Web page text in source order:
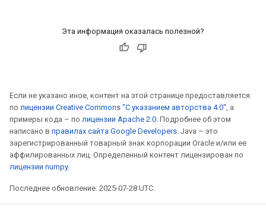
Эта информация оказалась полезной?
Если не указано иное, контент на этой странице предоставляется
по лицензии Creative Commons "С указанием авторства 4.0", а
примеры кода – по лицензии Apache 2.0. Подробнее об этом
написано в правилах сайта Google Developers. Java – это
зарегистрированный товарный знак корпорации Oracle и/или ее
аффилированных лиц. Определенный контент лицензирован по
лицензии numpy.
Последнее обновление: 2025-07-28 UTC.